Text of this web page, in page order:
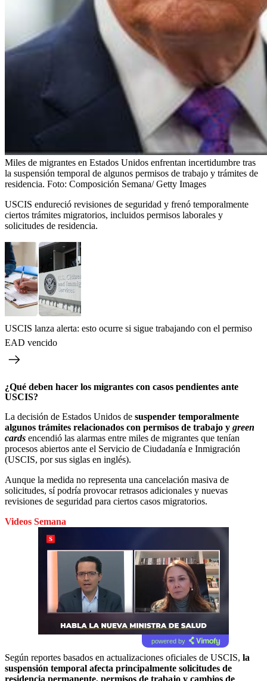
Miles de migrantes en Estados Unidos enfrentan incertidumbre tras
la suspensión temporal de algunos permisos de trabajo y trámites de
residencia. Foto: Composición Semana/ Getty Images
USCIS endureció revisiones de seguridad y frenó temporalmente
ciertos trámites migratorios, incluidos permisos laborales y
solicitudes de residencia.
USCIS lanza alerta: esto ocurre si sigue trabajando con el permiso
EAD vencido
¿Qué deben hacer los migrantes con casos pendientes ante
USCIS?
La decisión de Estados Unidos de suspender temporalmente
algunos trámites relacionados con permisos de trabajo y green
cards encendió las alarmas entre miles de migrantes que tenían
procesos abiertos ante el Servicio de Ciudadanía e Inmigración
(USCIS, por sus siglas en inglés).
Aunque la medida no representa una cancelación masiva de
solicitudes, sí podría provocar retrasos adicionales y nuevas
revisiones de seguridad para ciertos casos migratorios.
Videos Semana
powered by
Según reportes basados en actualizaciones oficiales de USCIS, la
suspensión temporal afecta principalmente solicitudes de
residencia permanente, permisos de trabajo y cambios de